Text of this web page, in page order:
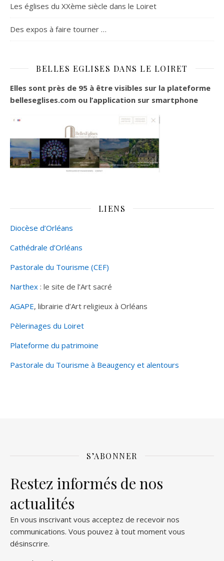
Les églises du XXème siècle dans le Loiret
Des expos à faire tourner …
BELLES EGLISES DANS LE LOIRET
Elles sont près de 95 à être visibles sur la plateforme
belleseglises.com ou l’application sur smartphone
LIENS
Diocèse d’Orléans
Cathédrale d’Orléans
Pastorale du Tourisme (CEF)
Narthex : le site de l’Art sacré
AGAPE, librairie d’Art religieux à Orléans
Pèlerinages du Loiret
Plateforme du patrimoine
Pastorale du Tourisme à Beaugency et alentours
S’ABONNER
Restez informés de nos
actualités
En vous inscrivant vous acceptez de recevoir nos
communications. Vous pouvez à tout moment vous
désinscrire.